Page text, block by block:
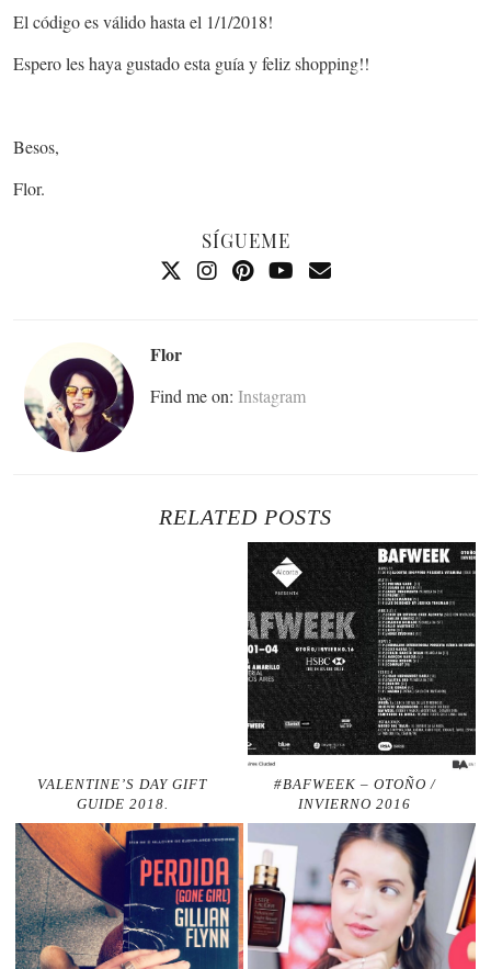
El código es válido hasta el 1/1/2018!
Espero les haya gustado esta guía y feliz shopping!!
Besos,
Flor.
SÍGUEME
Flor
Find me on: Instagram
RELATED POSTS
VALENTINE’S DAY GIFT
GUIDE 2018.
#BAFWEEK – OTOÑO /
INVIERNO 2016